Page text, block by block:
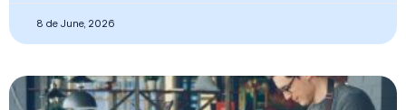
8 de June, 2026